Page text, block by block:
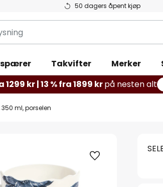
50 dagers åpent kjøp
Takvifter Merker
kr | 13 % fra 1899 krpå nesten alt
350 ml, porselen